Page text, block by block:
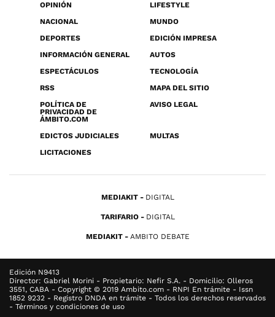
OPINIÓN
LIFESTYLE
NACIONAL
MUNDO
DEPORTES
EDICIÓN IMPRESA
INFORMACIÓN GENERAL
AUTOS
ESPECTÁCULOS
TECNOLOGÍA
RSS
MAPA DEL SITIO
POLÍTICA DE
PRIVACIDAD DE
ÁMBITO.COM
AVISO LEGAL
EDICTOS JUDICIALES
MULTAS
LICITACIONES
MEDIAKIT DIGITAL
TARIFARIO DIGITAL
MEDIAKIT AMBITO DEBATE
Edición N9413
Director: Gabriel Morini - Propietario: Nefir S.A. - Domicilio: Olleros
3551, CABA - Copyright © 2019 Ambito.com - RNPI En trámite - Issn
1852 9232 - Registro DNDA en trámite - Todos los derechos reservados
- Términos y condiciones de uso